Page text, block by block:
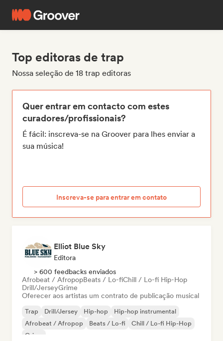
Top editoras de trap
Nossa seleção de 18 trap editoras
Quer entrar em contacto com estes
curadores/profissionais?
É fácil: inscreva-se na Groover para lhes enviar a
sua música!
Inscreva-se para entrar em contato
Elliot Blue Sky
Editora
> 600 feedbacks enviados
Afrobeat / AfropopBeats / Lo-fiChill / Lo-fi Hip-Hop
Drill/JerseyGrime
Oferecer aos artistas um contrato de publicação musical
Trap Drill/Jersey Hip-hop
Hip-hop instrumental
Afrobeat / Afropop
Beats / Lo-fi
Chill / Lo-fi Hip-Hop
Grime